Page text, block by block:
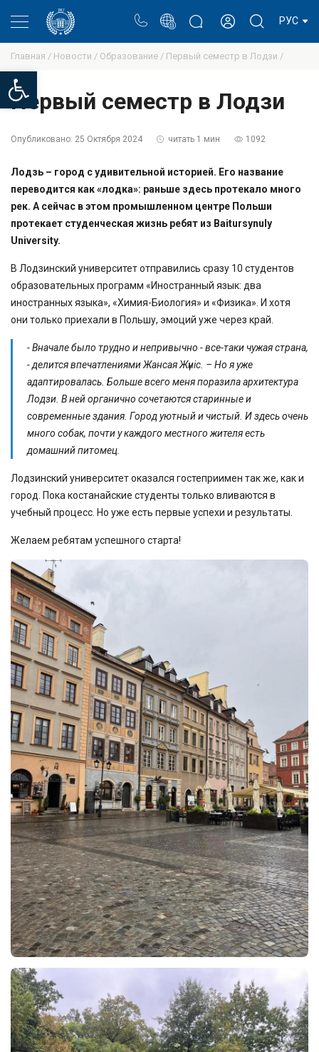
Open toolbar
РУС
Главная / Новости / Образование / Первый семестр в Лодзи /
Первый семестр в Лодзи
Опубликовано: 25 Октября 2024 читать 1 мин 1092
Лодзь – город с удивительной историей. Его название
переводится как «лодка»: раньше здесь протекало много
рек. А сейчас в этом промышленном центре Польши
протекает студенческая жизнь ребят из Baitursynuly
University.
В Лодзинский университет отправились сразу 10 студентов
образовательных программ «Иностранный язык: два
иностранных языка», «Химия-Биология» и «Физика». И хотя
они только приехали в Польшу, эмоций уже через край.
- Вначале было трудно и непривычно - все-таки чужая страна,
- делится впечатлениями Жансая Жүніс. – Но я уже
адаптировалась. Больше всего меня поразила архитектура
Лодзи. В ней органично сочетаются старинные и
современные здания. Город уютный и чистый. И здесь очень
много собак, почти у каждого местного жителя есть
домашний питомец.
Лодзинский университет оказался гостеприимен так же, как и
город. Пока костанайские студенты только вливаются в
учебный процесс. Но уже есть первые успехи и результаты.
Желаем ребятам успешного старта!